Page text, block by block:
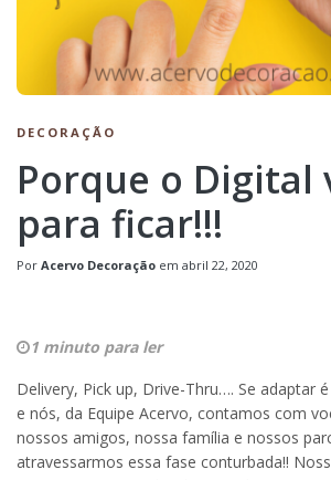
DECORAÇÃO
Porque o Digital
para ficar!!!
Por Acervo Decoração em abril 22, 2020
1 minuto para ler
Delivery, Pick up, Drive-Thru…. Se adaptar
e nós, da Equipe Acervo, contamos com
nossos amigos, nossa família e nossos
atravessarmos essa fase conturbada!!